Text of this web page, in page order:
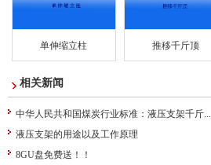
单伸缩立柱 推移千斤顶
相关新闻
中华人民共和国煤炭行业标准：液压支架千斤...
液压支架的用途以及工作原理
8GU盘免费送！！